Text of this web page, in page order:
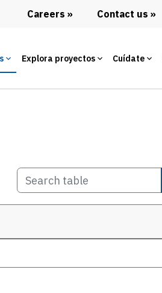
Careers Contact us
Explora proyectos Cuídate